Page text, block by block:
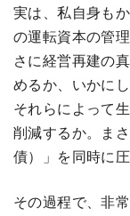
実は、私自身も
の運転資本の管
さに経営再建の
めるか、いかに
それらによって
削減するか。ま
債）」を同時に
その過程で、非